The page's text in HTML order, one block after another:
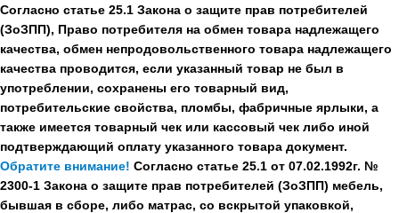
Согласно статье 25.1 Закона о защите прав потребителей
(ЗоЗПП), Право потребителя на обмен товара надлежащего
качества, обмен непродовольственного товара надлежащего
качества проводится, если указанный товар не был в
употреблении, сохранены его товарный вид,
потребительские свойства, пломбы, фабричные ярлыки, а
также имеется товарный чек или кассовый чек либо иной
подтверждающий оплату указанного товара документ.
Обратите внимание! Согласно статье 25.1 от 07.02.1992г. №
2300-1 Закона о защите прав потребителей (ЗоЗПП) мебель,
бывшая в сборе, либо матрас, со вскрытой упаковкой,